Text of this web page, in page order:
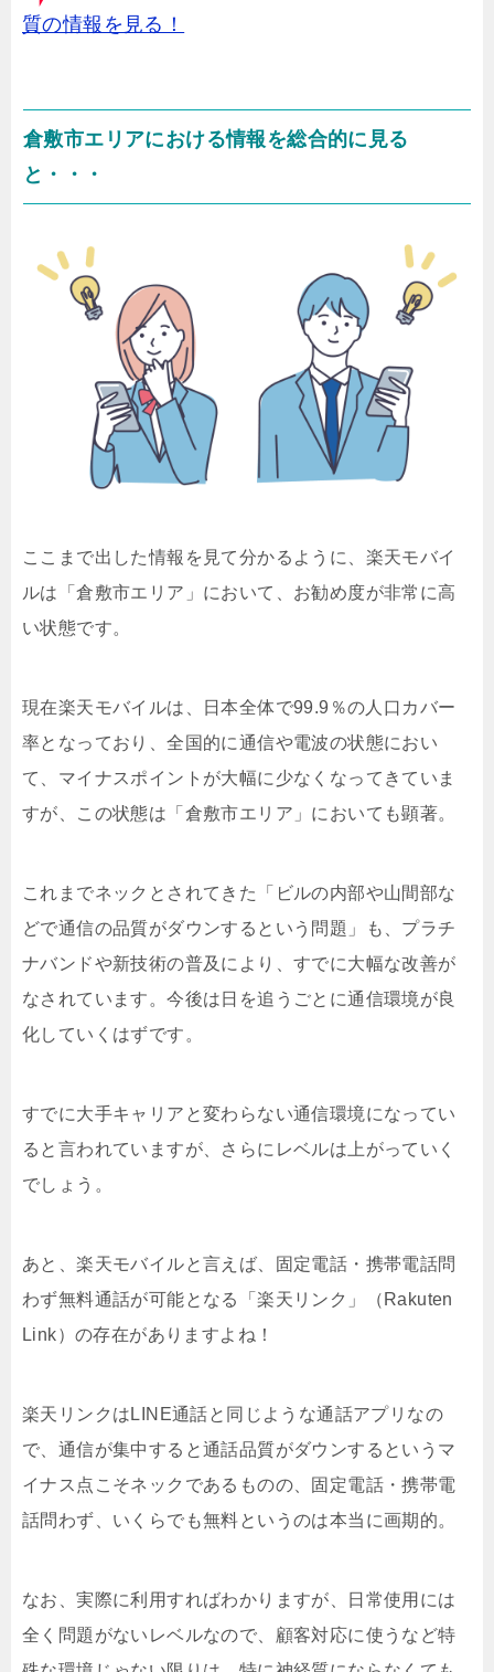
質の情報を見る！
倉敷市エリアにおける情報を総合的に見る
と・・・
ここまで出した情報を見て分かるように、楽天モバイ
ルは「倉敷市エリア」において、お勧め度が非常に高
い状態です。
現在楽天モバイルは、日本全体で99.9％の人口カバー
率となっており、全国的に通信や電波の状態におい
て、マイナスポイントが大幅に少なくなってきていま
すが、この状態は「倉敷市エリア」においても顕著。
これまでネックとされてきた「ビルの内部や山間部な
どで通信の品質がダウンするという問題」も、プラチ
ナバンドや新技術の普及により、すでに大幅な改善が
なされています。今後は日を追うごとに通信環境が良
化していくはずです。
すでに大手キャリアと変わらない通信環境になってい
ると言われていますが、さらにレベルは上がっていく
でしょう。
あと、楽天モバイルと言えば、固定電話・携帯電話問
わず無料通話が可能となる「楽天リンク」（Rakuten
Link）の存在がありますよね！
楽天リンクはLINE通話と同じような通話アプリなの
で、通信が集中すると通話品質がダウンするというマ
イナス点こそネックであるものの、固定電話・携帯電
話問わず、いくらでも無料というのは本当に画期的。
なお、実際に利用すればわかりますが、日常使用には
全く問題がないレベルなので、顧客対応に使うなど特